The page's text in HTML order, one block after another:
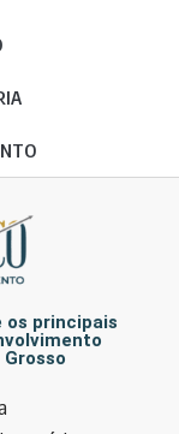
os principais